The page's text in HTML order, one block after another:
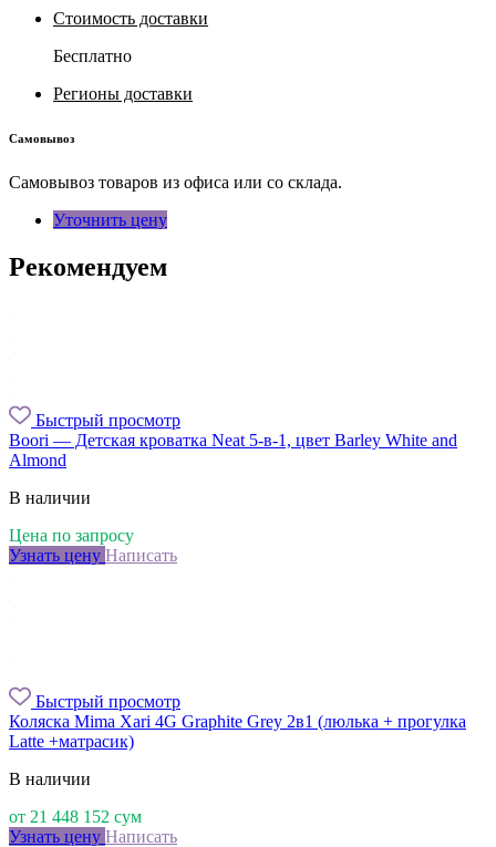
Стоимость доставки
Бесплатно
Регионы доставки
Самовывоз
Самовывоз товаров из офиса или со склада.
Уточнить цену
Рекомендуем
Быстрый просмотр
Boori — Детская кроватка Neat 5-в-1, цвет Barley White and
Almond
В наличии
Цена по запросу
Узнать цену Написать
Быстрый просмотр
Коляска Mima Xari 4G Graphite Grey 2в1 (люлька + прогулка
Latte +матрасик)
В наличии
от 21 448 152 сум
Узнать цену Написать